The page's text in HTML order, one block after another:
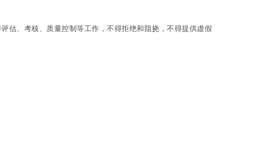
估、考核、质量控制等工作，不得拒绝和阻挠，不得提供虚假